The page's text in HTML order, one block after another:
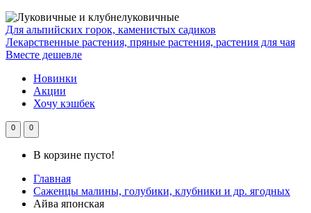
Для альпийских горок, каменистых садиков
Лекарственные растения, пряные растения, растения для чая
Вместе дешевле
Новинки
Акции
Хочу кэшбек
0 0
В корзине пусто!
Главная
Саженцы малины, голубики, клубники и др. ягодных
Айва японская